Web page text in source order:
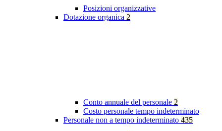
Posizioni organizzative
Dotazione organica 2
Conto annuale del personale 2
Costo personale tempo indeterminato
Personale non a tempo indeterminato 435